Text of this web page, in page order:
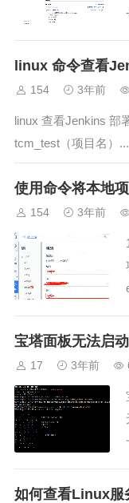
linux 命令查看
154 3年前
linux 查看Jenkins 部
tcm_test（项目名）...
使用命令将本地
154 3年前
宝塔面板无法启
17 3年前
如何查看Linux服